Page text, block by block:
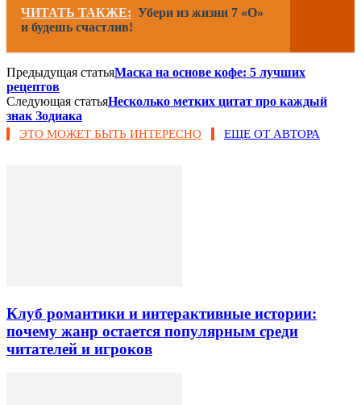
ЧИТАТЬ ТАКЖЕ: Убери из жизни 7 «О»
и будешь счастлив!
Предыдущая статьяМаска на основе кофе: 5 лучших
рецептов
Следующая статьяНесколько метких цитат про каждый
знак Зодиака
ЭТО МОЖЕТ БЫТЬ ИНТЕРЕСНО ЕЩЕ ОТ АВТОРА
Клуб романтики и интерактивные истории:
почему жанр остается популярным среди
читателей и игроков